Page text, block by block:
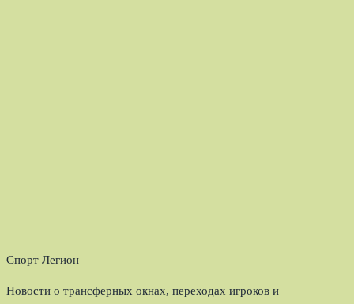
Спорт Легион
Новости о трансферных окнах, переходах игроков и